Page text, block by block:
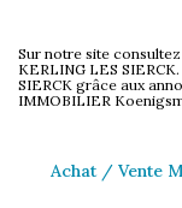
Sur notre site
KERLING LES
SIERCK grâce aux
IMMOBILIER
Achat / Vente